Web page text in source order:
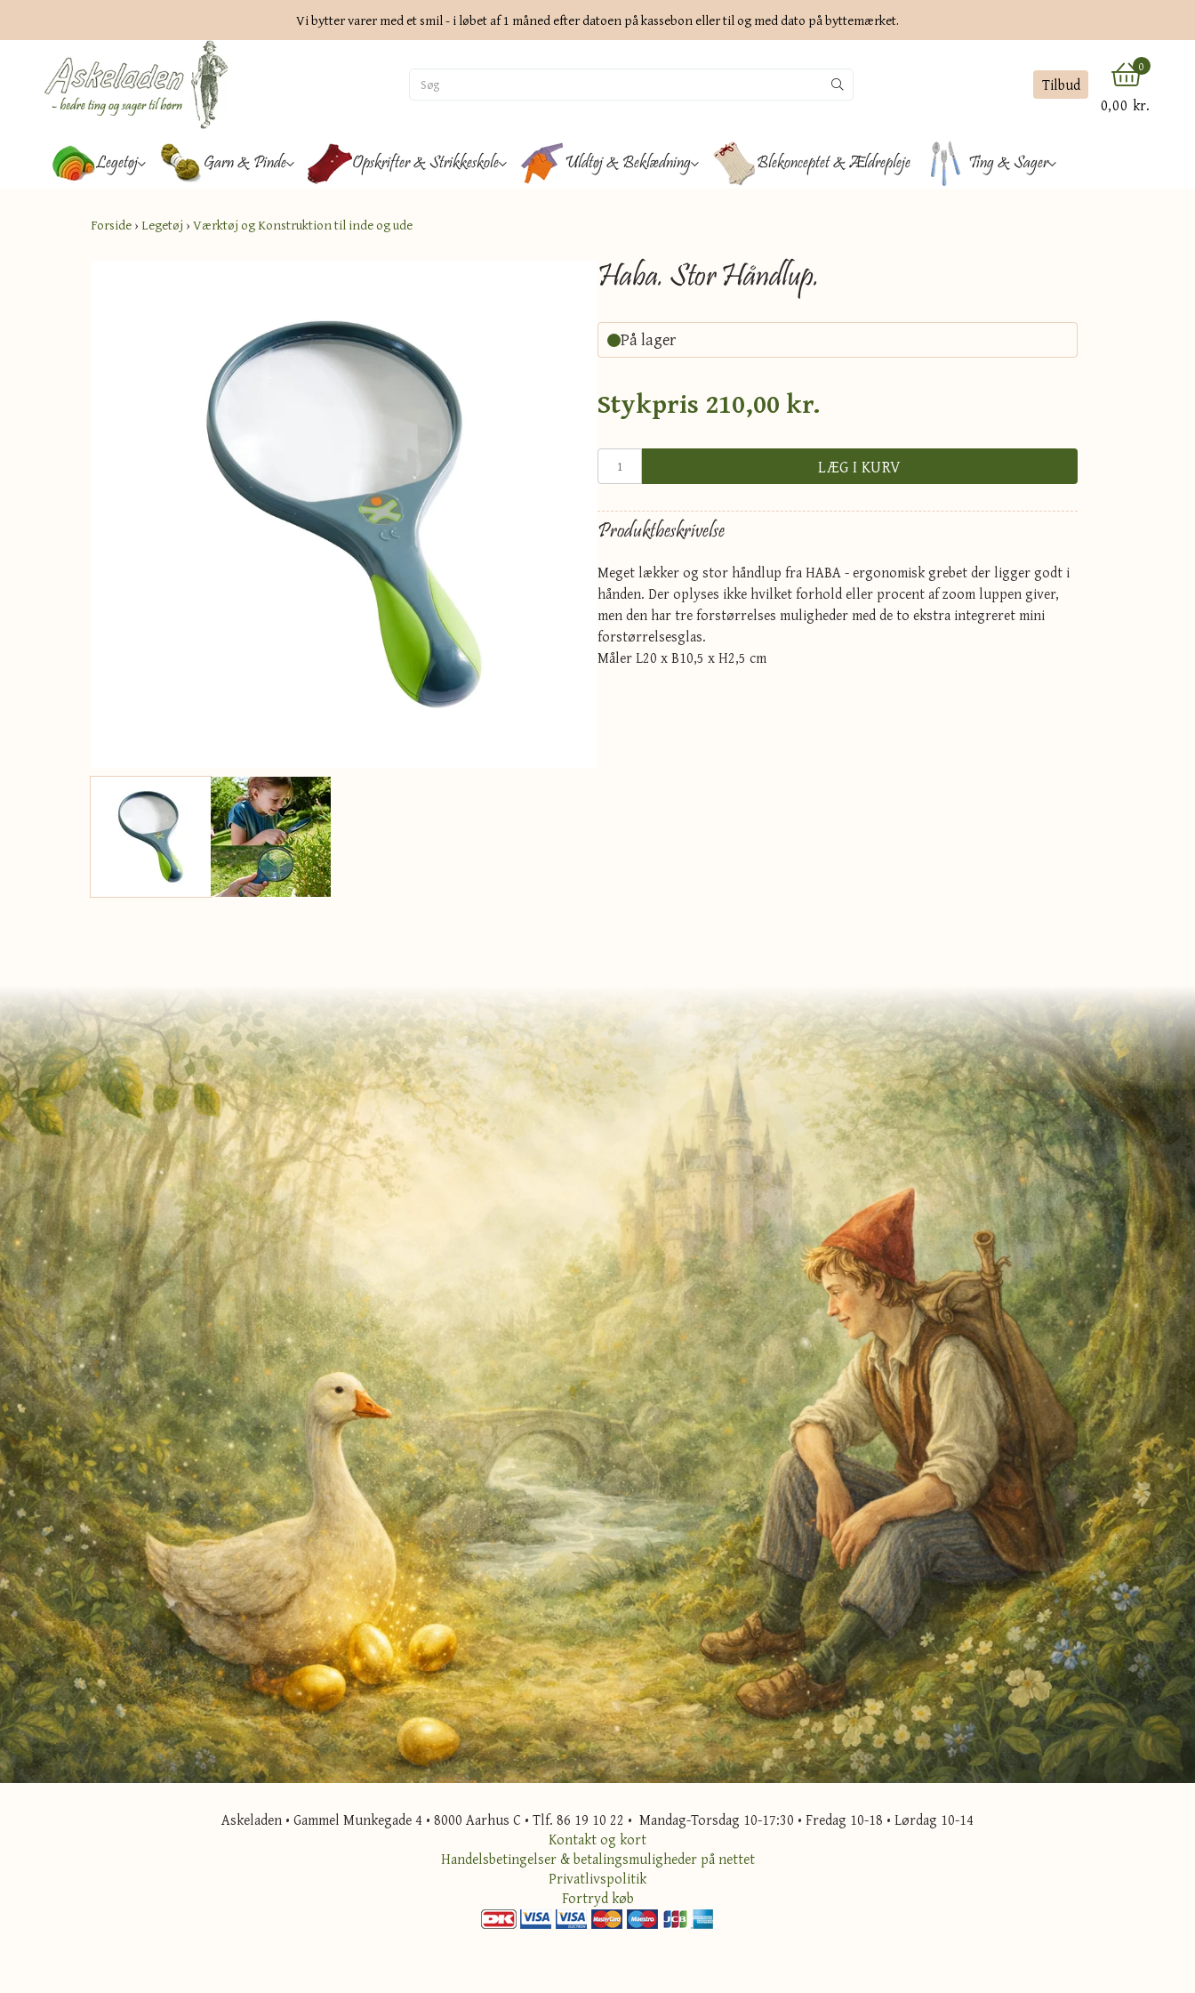
Vi bytter varer med et smil - i løbet af 1 måned efter datoen på kassebon eller til og med dato på byttemærket.
Tilbud
0
0,00 kr.
Legetøj Garn & Pinde Opskrifter & Strikkeskole Uldtøj & Beklædning Blekonceptet & Ældrepleje Ting & Sager
Forside› Legetøj ›Værktøj og Konstruktion til inde og ude
Haba. Stor Håndlup.
På lager
Stykpris 210,00 kr.
LÆG I KURV
Produktbeskrivelse
Meget lækker og stor håndlup fra HABA - ergonomisk grebet der ligger godt i
hånden. Der oplyses ikke hvilket forhold eller procent af zoom luppen giver,
men den har tre forstørrelses muligheder med de to ekstra integreret mini
forstørrelsesglas.
Måler L20 x B10,5 x H2,5 cm
Askeladen • Gammel Munkegade 4 • 8000 Aarhus C • Tlf. 86 19 10 22 • Mandag-Torsdag 10-17:30 • Fredag 10-18 • Lørdag 10-14
Kontakt og kort
Handelsbetingelser & betalingsmuligheder på nettet
Privatlivspolitik
Fortryd køb